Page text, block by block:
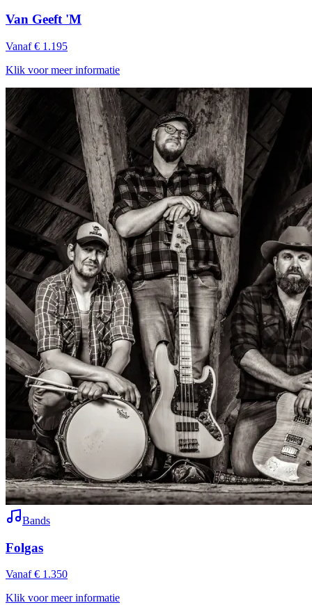
Van Geeft 'M
Vanaf € 1.195
Klik voor meer informatie
Bands
Folgas
Vanaf € 1.350
Klik voor meer informatie